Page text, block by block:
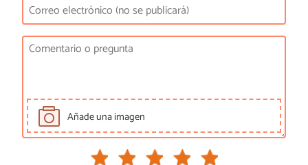
Añade una imagen